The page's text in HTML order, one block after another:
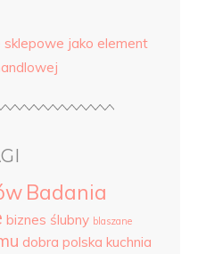
sklepowe jako element
Badania
biznes ślubny blaszane
dobra polska kuchnia